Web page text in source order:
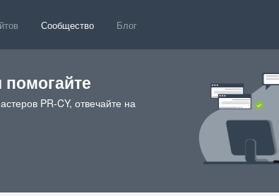
Сообщество Блог
PR-CY, отвечайте на